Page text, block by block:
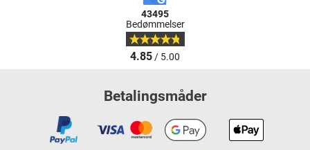
43495
Bedømmelser
4.85/ 5.00
Betalingsmåder